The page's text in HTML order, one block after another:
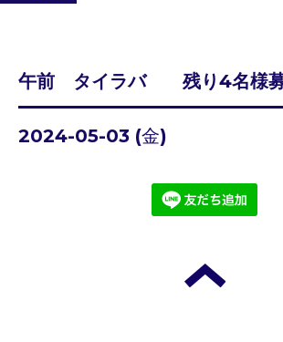
午前 タイラバ 残り4名様
2024-05-03 (金)